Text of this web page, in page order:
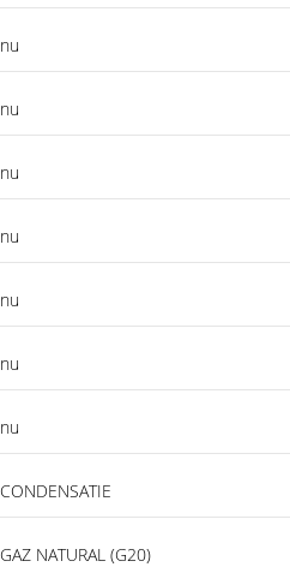
nu
nu
nu
nu
nu
nu
nu
CONDENSATIE
GAZ NATURAL (G20)